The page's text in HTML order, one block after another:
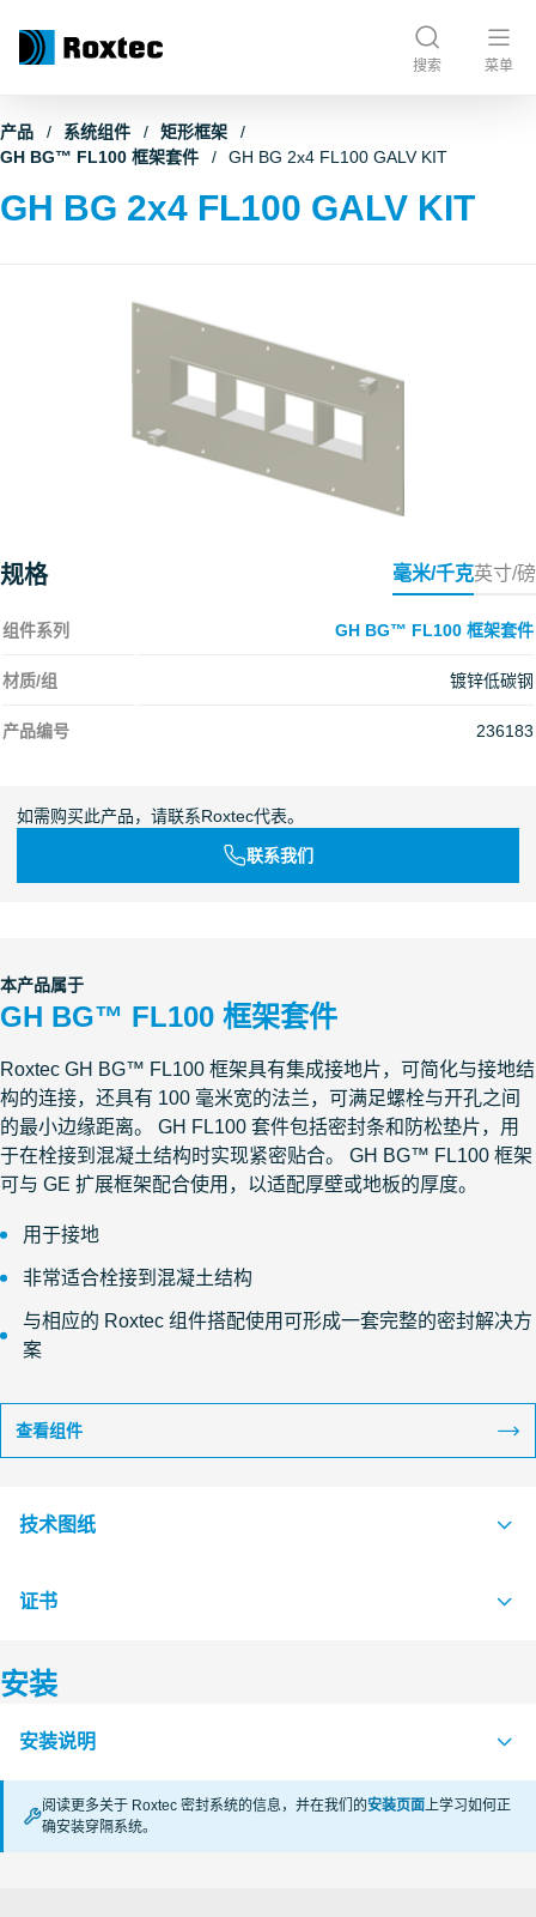
搜索 菜单
产品 系统组件
矩形框架
GH BG™ FL100 框架套件
GH BG 2x4 FL100 GALV KIT
GH BG 2x4 FL100 GALV KIT
规格 毫米/千克英寸/磅
组件系列 GH BG™ FL100 框架套件
材质/组 镀锌低碳钢
产品编号 236183
如需购买此产品，请联系Roxtec代表。
联系我们
本产品属于
GH BG™ FL100 框架套件
Roxtec GH BG™ FL100 框架具有集成接地片，可简化与接地结
构的连接，还具有 100 毫米宽的法兰，可满足螺栓与开孔之间
的最小边缘距离。 GH FL100 套件包括密封条和防松垫片，用
于在栓接到混凝土结构时实现紧密贴合。 GH BG™ FL100 框架
可与 GE 扩展框架配合使用，以适配厚壁或地板的厚度。
用于接地
非常适合栓接到混凝土结构
与相应的 Roxtec 组件搭配使用可形成一套完整的密封解决方
案
查看组件
技术图纸
S1608326 GH BG FL100 FRAME KIT
证书
认证机构
Underwriters Laboratories Inc.
Underwriters Laboratories Inc.
安装
安装说明
MOUNTING OF BOLTED FRAMES AND SLEEVES (zh)
阅读更多关于 Roxtec 密封系统的信息，并在我们的安装页面上学习如何正
确安装穿隔系统。